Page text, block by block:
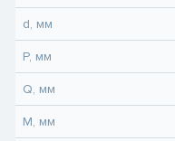
d, мм
P, мм
Q, мм
M, мм